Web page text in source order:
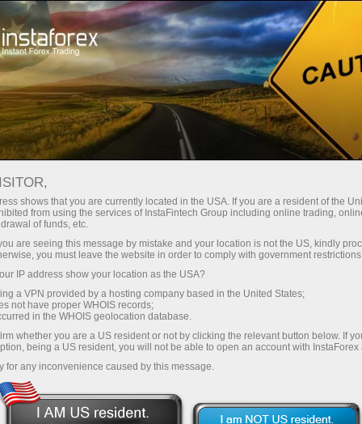
For Traders Analytical Reviews Technical analysis
01.05.2026: Forex Analysis &
Reviews: Forex forecast 01/05/2026:
EUR/USD, USD/JPY, GBP/USD, SP500,
Gold, Oil and Bitcoin
Mở tài khoản giao dịch
Mở tài khoản demo
shows that you are currently located in the USA. If you are a resident of the
from using the services of InstaFintech Group including online trading,
of funds, etc.
are seeing this message by mistake and your location is not the US, kindly
you must leave the website in order to comply with government
IP address show your location as the USA?
a VPN provided by a hosting company based in the United States;
not have proper WHOIS records;
in the WHOIS geolocation database.
whether you are a US resident or not by clicking the relevant button below. If
being a US resident, you will not be able to open an account with InstaForex
for any inconvenience caused by this message.